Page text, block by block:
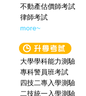
不動產估價師考試
律師考試
more~
大學學科能力測驗
專科警員班考試
四技二專入學測驗
二技統一入學測驗